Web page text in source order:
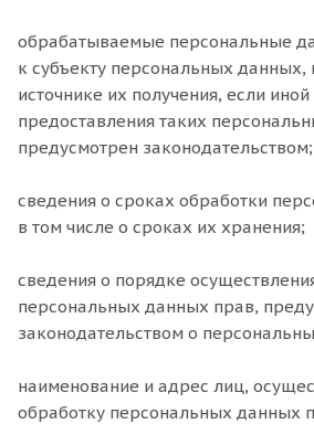
обрабатываемые персональные
к субъекту персональных
источнике их получения, если
предоставления таких
предусмотрен законодательством;
сведения о сроках обработки
в том числе о сроках их хранения;
сведения о порядке
персональных данных прав,
законодательством о
наименование и адрес лиц,
обработку персональных данных